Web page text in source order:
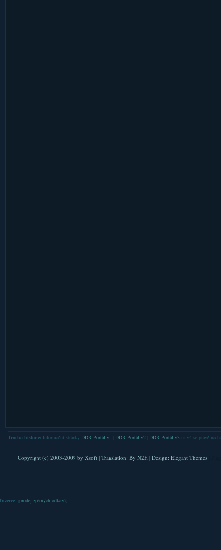
Trocha historie: Informační stránky DDR Portál v1 DDR Portál v2| DDR Portál v3na v4 se právě
Copyright (c) 2003-2009 by Xsoft| Translation: By N2H| Design: Elegant Themes
Inzerce: (prodej zpětných odkazů )